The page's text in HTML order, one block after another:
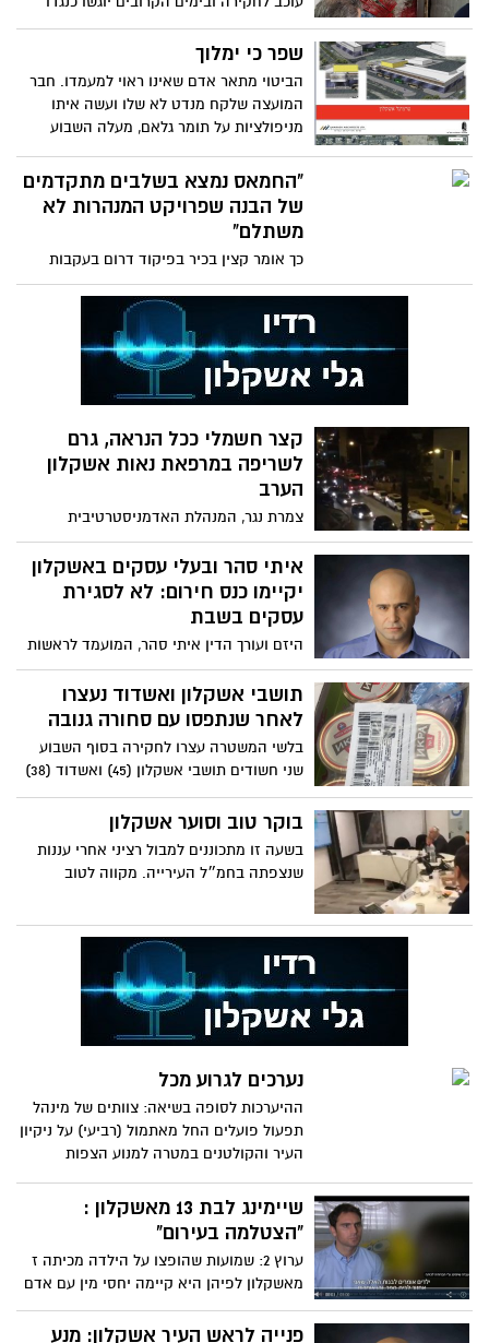
כתבי אישום בגין החזקת מוצרי בשר בתנאים
תברואתיים ירודים ביותר המהווים סכנה
שפר כי ימלוך
הביטוי מתאר אדם שאינו ראוי למעמדו. חבר
המועצה שלקח מנדט לא שלו ועשה איתו
מניפולציות על תומר גלאם, מעלה השבוע
המעטה גם עליה הוא עושה את אותו דבר.
שפר כבר לא ישב במועצה הבאה, זה אגב,
דינו של כל אדם נבחר על ידי גוף מסויים
ועורק איתו לתועלתו האישית. אלכס גולדפרב
מוכר לכם?. הנה האמת על התחנה המרכזית
החדשה שהוא מקים בעיר
"החמאס נמצא בשלבים מתקדמים
של הבנה שפרויקט המנהרות לא
משתלם"
כך אומר קצין בכיר בפיקוד דרום בעקבות
הפיצוצים האחרונים שנעשו במקום בסיכול
של שלוש מהן בחודשיים האחרונים
קצר חשמלי ככל הנראה, גרם
לשריפה במרפאת נאות אשקלון
הערב
צמרת נגר, המנהלת האדמניסטרטיבית
במרפאה של קופת חולים כללית, סיפרה כי
בסביבות השעה 18:00, הבחינה הרופאה דר
מרינה לישין בעשן בחדר, באותן דקות החלו
הגלאים לצפצף אך לא נמצא המקור לשריפה
איתי סהר ובעלי עסקים באשקלון
יקיימו כנס חירום: לא לסגירת
עסקים בשבת
היזם ועורך הדין איתי סהר, המועמד לראשות
עיריית אשקלון בבחירות המקומיות, עורך כנס
חירום פתוח לציבור ולבעלי עסקים באשקלון
נגד סגירת עסקים בשבת, על רקע כניסתו של
עיריית אשקלון בפועל, תומר גלאם, ממתן
התחייבות ברורה שלא לסגור עסקים בשבת.
בפאב הג'ק בחוף דלילה
תושבי אשקלון ואשדוד נעצרו
לאחר שנתפסו עם סחורה גנובה
בלשי המשטרה עצרו לחקירה בסוף השבוע
שני חשודים תושבי אשקלון (45) ואשדוד (38)
בחשד לגניבה. השניים נתפסו "על חם" בעת
שהעבירו את הסחורה לרכבם. בסיום חקירתם
מגבילים
בוקר טוב וסוער אשקלון
בשעה זו מתכוננים למבול רציני אחרי עננות
שנצפתה בחמ״ל העירייה. מקווה לטוב
נערכים לגרוע מכל
ההיערכות לסופה בשיאה: צוותים של מינהל
תפעול פועלים החל מאתמול (רביעי) על ניקיון
העיר והקולטנים במטרה למנוע הצפות
שיימינג לבת 13 מאשקלון :
"הצטלמה בעירום"
ערוץ 2: שמועות שהופצו על הילדה מכיתה ז
מאשקלון לפיהן היא קיימה יחסי מין עם אדם
מבוגר גרמו לה להסתגר בבית ולא לצאת
במשך 3 חודשים. המצב החריג הוביל את
פנייה לראש העיר אשקלון: מנע